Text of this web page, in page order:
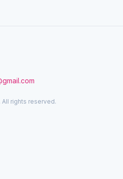
All rights reserved.